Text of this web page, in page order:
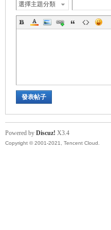
選擇主題分類
發表帖子
Powered by Discuz! X3.4
Copyright © 2001-2021, Tencent Cloud.